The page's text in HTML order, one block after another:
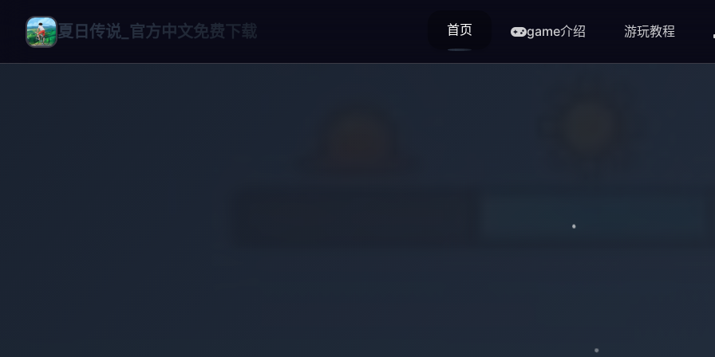
夏日传说_官方中文免费下载 首页 game介绍 游玩教程